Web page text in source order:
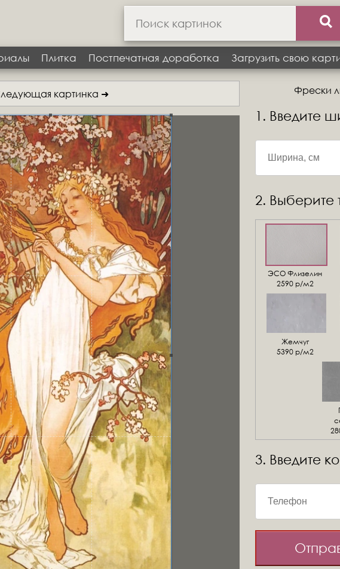
Плитка Постпечатная доработка Загрузить свою
картинка ➜ Фрески
1. Введите
2. Выберите
ЭСО Флизелин
2590 р/м2
Жемчуг
5390 р/м2
3. Введите